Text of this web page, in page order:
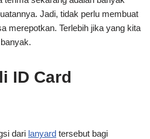
Jadi, tidak perlu membuat
merepotkan. Terlebih jika yang kita
ID Card
dari lanyard tersebut bagi